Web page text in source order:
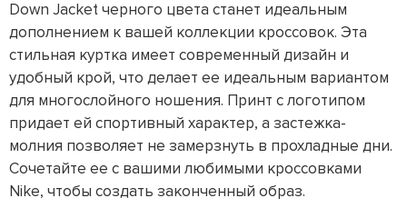
Down Jacket черного цвета станет идеальным
дополнением к вашей коллекции кроссовок. Эта
стильная куртка имеет современный дизайн и
удобный крой, что делает ее идеальным вариантом
для многослойного ношения. Принт с логотипом
придает ей спортивный характер, а застежка-
молния позволяет не замерзнуть в прохладные дни.
Сочетайте ее с вашими любимыми кроссовками
Nike, чтобы создать законченный образ.